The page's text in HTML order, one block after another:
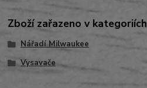
Zboží zařazeno v kategoriích
Nářadí Milwaukee
Vysavače